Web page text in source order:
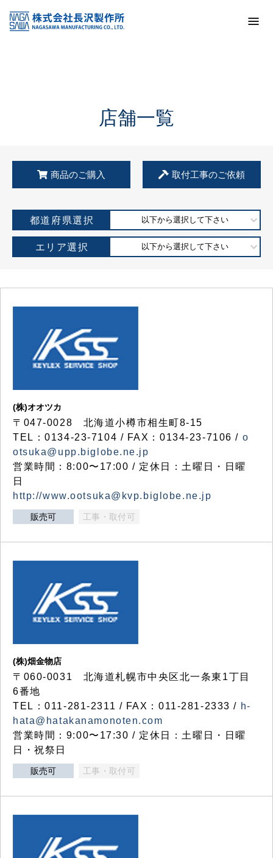
KSS加盟店・取扱店情報
店舗一覧
店舗一覧
商品のご購入 取付工事のご依頼
都道府県選択 以下から選択して下さい
エリア選択 以下から選択して下さい
(株)オオツカ
〒047-0028 北海道小樽市相生町8-15
TEL：0134-23-7104 / FAX：0134-23-7106 / o
otsuka@upp.biglobe.ne.jp
営業時間：8:00〜17:00 / 定休日：土曜日・日曜
日
http://www.ootsuka@kvp.biglobe.ne.jp
販売可 工事・取付可
(株)畑金物店
〒060-0031 北海道札幌市中央区北一条東1丁目
6番地
TEL：011-281-2311 / FAX：011-281-2333 / h-
hata@hatakanamonoten.com
営業時間：9:00〜17:30 / 定休日：土曜日・日曜
日・祝祭日
販売可 工事・取付可